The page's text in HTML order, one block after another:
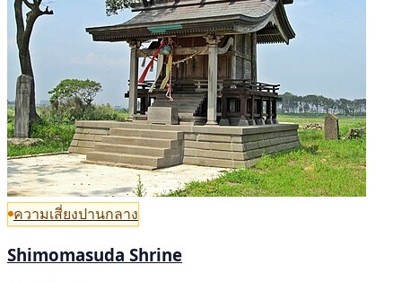
ความเสี่ยงปานกลาง
Shimomasuda Shrine